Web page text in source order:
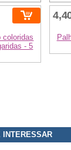
coloridas
- 5
INTERESSAR